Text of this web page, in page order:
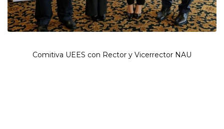
Comitiva UEES con Rector y Vicerrector NAU